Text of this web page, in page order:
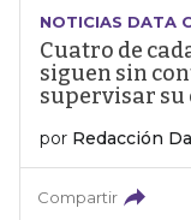
NOTICIAS DATA
Cuatro de
siguen sin
supervisar
por Redacción
Compartir